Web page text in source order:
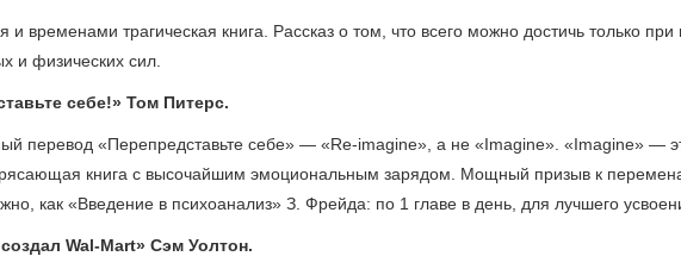
и временами трагическая книга. Рассказ о том, что всего можно достичь только
и физических сил.
себе!» Том Питерс.
перевод «Перепредставьте себе» — «Rе-imagine», а не «Imagine». «Imagine» —
книга с высочайшим эмоциональным зарядом. Мощный призыв к
как «Введение в психоанализ» З. Фрейда: по 1 главе в день, для лучшего
Wal-Mart» Cэм Уолтон.